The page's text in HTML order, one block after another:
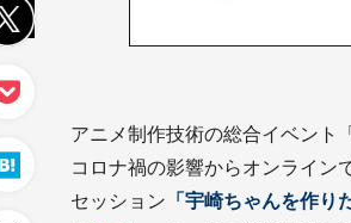
アニメ制作技術の総合イベント
コロナ禍の影響からオンライン
セッション 「宇崎ちゃんを作り